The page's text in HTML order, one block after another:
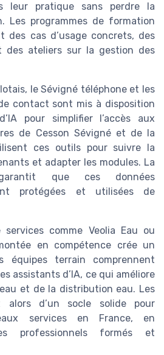
leur pratique sans perdre la
Les programmes de formation
des cas d’usage concrets, des
des ateliers sur la gestion des
le Sévigné téléphone et les
contact sont mis à disposition
pour simplifier l’accès aux
de Cesson Sévigné et de la
ces outils pour suivre la
et adapter les modules. La
que ces données
protégées et utilisées de
comme Veolia Eau ou
en compétence crée un
équipes terrain comprennent
assistants d’IA, ce qui améliore
et de la distribution eau. Les
alors d’un socle solide pour
services en France, en
professionnels formés et